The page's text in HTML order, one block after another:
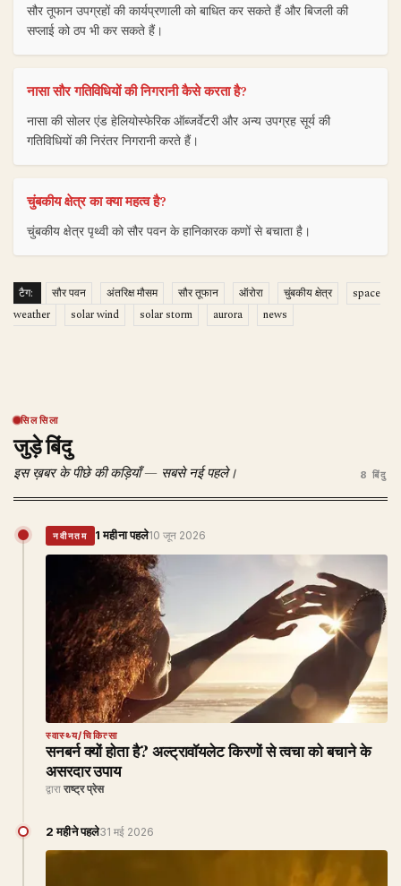
सौर तूफान उपग्रहों की कार्यप्रणाली को बाधित कर सकते हैं और बिजली की
सप्लाई को ठप भी कर सकते हैं।
नासा सौर गतिविधियों की निगरानी कैसे करता है?
नासा की सोलर एंड हेलियोस्फेरिक ऑब्जर्वेटरी और अन्य उपग्रह सूर्य की
गतिविधियों की निरंतर निगरानी करते हैं।
चुंबकीय क्षेत्र का क्या महत्व है?
चुंबकीय क्षेत्र पृथ्वी को सौर पवन के हानिकारक कणों से बचाता है।
टैग: सौर पवन अंतरिक्ष मौसम सौर तूफान ऑरोरा चुंबकीय क्षेत्र
space
weather
solar wind solar storm aurora news
सिलसिला
जुड़े बिंदु
इस ख़बर के पीछे की कड़ियाँ — सबसे नई पहले। 8 बिंदु
नवीनतम 1 महीना पहले10 जून 2026
स्वास्थ्य/चिकित्सा
सनबर्न क्यों होता है? अल्ट्रावॉयलेट किरणों से त्वचा को बचाने के
असरदार उपाय
द्वारा राष्ट्र प्रेस
2 महीने पहले31 मई 2026